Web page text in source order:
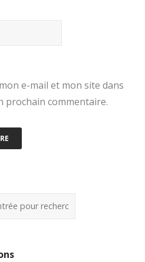
e-mail et mon site dans
prochain commentaire.